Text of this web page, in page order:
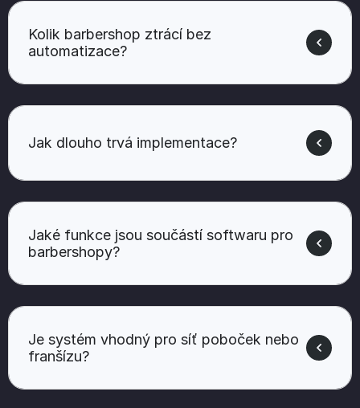
Kolik barbershop ztrácí bez
automatizace?
Jak dlouho trvá implementace?
Jaké funkce jsou součástí softwaru pro
barbershopy?
Je systém vhodný pro síť poboček nebo
franšízu?